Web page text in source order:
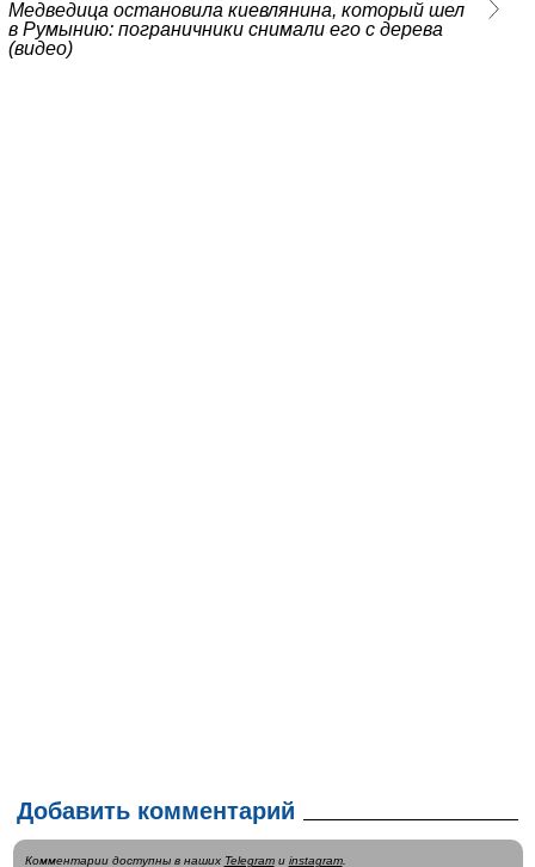
Медведица остановила киевлянина, который шел
в Румынию: пограничники снимали его с дерева
(видео)
Добавить комментарий
Комментарии доступны в наших Telegramи instagram.